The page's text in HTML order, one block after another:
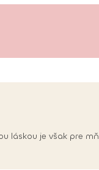
láskou je však pre